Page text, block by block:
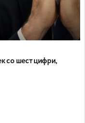
со шест цифри,